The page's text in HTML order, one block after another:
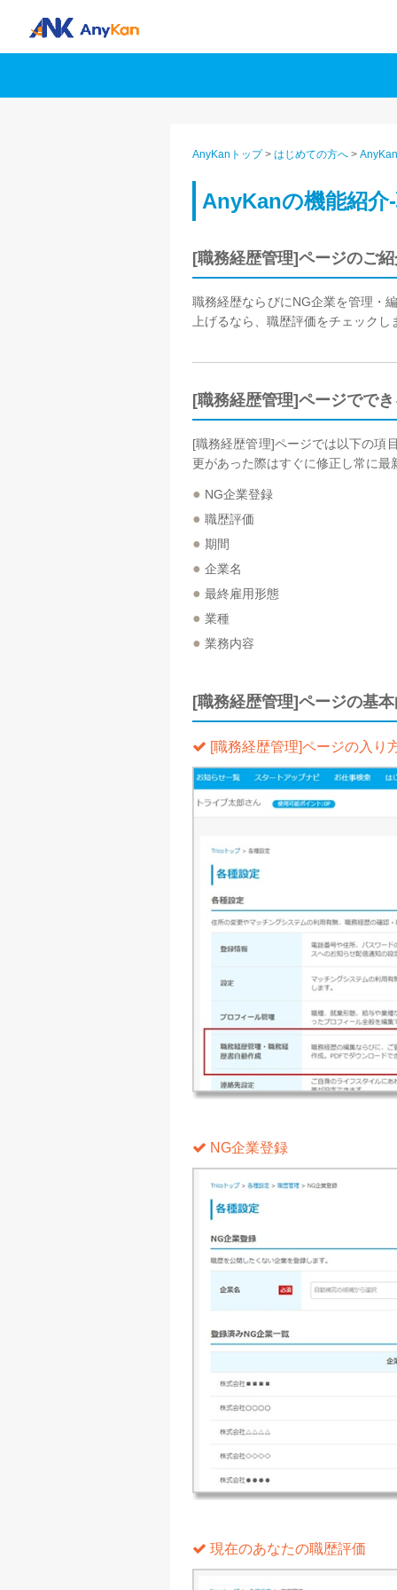
AnyKanトップ > はじめての方へ >
AnyKanの機能紹介
[職務経歴管理]ページのご
職務経歴ならびにNG企業を管理・
上げるなら、職歴評価をチェックし
[職務経歴管理]ページでで
[職務経歴管理]ページでは以下の項
更があった際はすぐに修正し常に
● NG企業登録
● 職歴評価
● 期間
● 企業名
● 最終雇用形態
● 業種
● 業務内容
[職務経歴管理]ページの基
[職務経歴管理]ページの入り
NG企業登録
現在のあなたの職歴評価